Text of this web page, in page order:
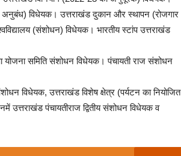
विधेयक। उत्तराखंड दुकान और स्थापन (रोजगार
(संशोधन) विधेयक। भारतीय स्टांप उत्तराखंड
समिति संशोधन विधेयक। पंचायती राज संशोधन
विधेयक, उत्तराखंड विशेष क्षेत्र (पर्यटन का नियोजित
पंचायतीराज द्वितीय संशोधन विधेयक व